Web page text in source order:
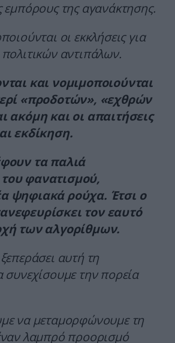
εμπόρους της αγανάκτησης.
οι εκκλήσεις για
αντιπάλων.
και νομιμοποιούνται
«προδοτών», «εχθρών
ακόμη και οι απαιτήσεις
εκδίκηση.
τα παλιά
φανατισμού,
ψηφιακά ρούχα. Έτσι ο
τον εαυτό
των αλγορίθμων.
αυτή τη
συνεχίσουμε την πορεία
να μεταμορφώνουμε τη
λαμπρό προορισμό